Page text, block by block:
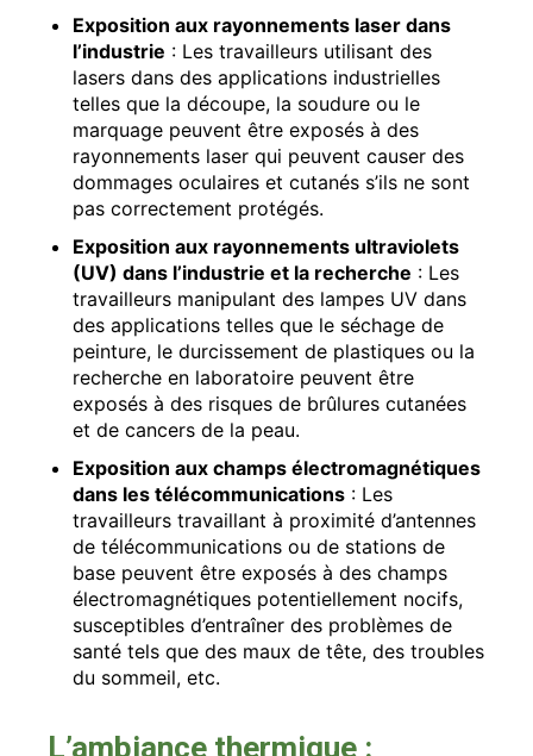
Exposition aux rayonnements laser dans
l’industrie : Les travailleurs utilisant des
lasers dans des applications industrielles
telles que la découpe, la soudure ou le
marquage peuvent être exposés à des
rayonnements laser qui peuvent causer des
dommages oculaires et cutanés s’ils ne sont
pas correctement protégés.
Exposition aux rayonnements ultraviolets
(UV) dans l’industrie et la recherche : Les
travailleurs manipulant des lampes UV dans
des applications telles que le séchage de
peinture, le durcissement de plastiques ou la
recherche en laboratoire peuvent être
exposés à des risques de brûlures cutanées
et de cancers de la peau.
Exposition aux champs électromagnétiques
dans les télécommunications : Les
travailleurs travaillant à proximité d’antennes
de télécommunications ou de stations de
base peuvent être exposés à des champs
électromagnétiques potentiellement nocifs,
susceptibles d’entraîner des problèmes de
santé tels que des maux de tête, des troubles
du sommeil, etc.
L’ambiance thermique :